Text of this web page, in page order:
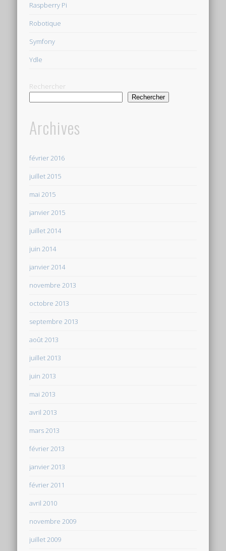
Raspberry Pi
Robotique
Symfony
Ydle
Rechercher
Rechercher
Archives
février 2016
juillet 2015
mai 2015
janvier 2015
juillet 2014
juin 2014
janvier 2014
novembre 2013
octobre 2013
septembre 2013
août 2013
juillet 2013
juin 2013
mai 2013
avril 2013
mars 2013
février 2013
janvier 2013
février 2011
avril 2010
novembre 2009
juillet 2009